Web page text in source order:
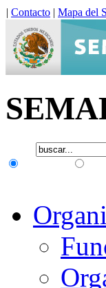
| Contacto | Mapa del